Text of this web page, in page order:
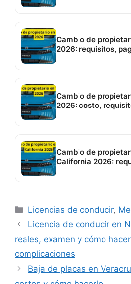
Cambio de
2026: requisitos,
Cambio de
2026: costo,
Cambio de
California 2026:
Categorías
Licencias de conducir,
Licencia de conducir en
reales, examen y cómo
complicaciones
Baja de placas en